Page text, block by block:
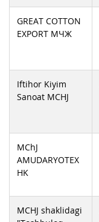
GREAT COTTON
EXPORT МЧЖ
Iftihor Kiyim
Sanoat MCHJ
MChJ
AMUDARYOTEX
HK
MCHJ shaklidagi